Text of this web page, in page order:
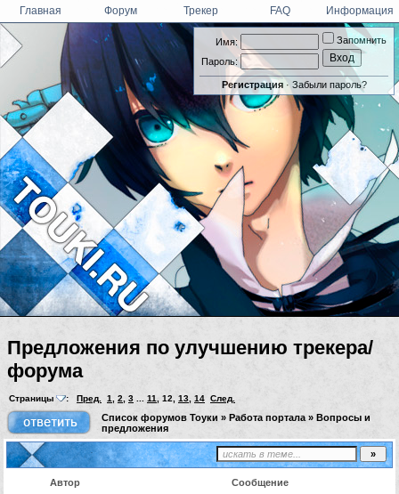
Имя:
Пароль:
Запомнить
Регистрация· Забыли пароль?
Главная Форум Трекер FAQ Информация
Предложения по улучшению трекера/
форума
Страницы : Пред. 1, 2, 3 ... 11, 12, 13, 14 След.
Список форумов Тоуки » Работа портала » Вопросы и
предложения
Автор Сообщение